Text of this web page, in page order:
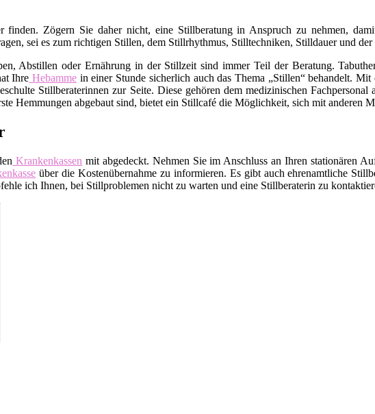
finden. Zögern Sie daher nicht, eine Stillberatung in Anspruch zu nehmen,
sei es zum richtigen Stillen, dem Stillrhythmus, Stilltechniken, Stilldauer und
Abstillen oder Ernährung in der Stillzeit sind immer Teil der Beratung.
Ihre Hebamme in einer Stunde sicherlich auch das Thema „Stillen“ behandelt.
Stillberaterinnen zur Seite. Diese gehören dem medizinischen
Hemmungen abgebaut sind, bietet ein Stillcafé die Möglichkeit, sich mit anderen
Krankenkassen mit abgedeckt. Nehmen Sie im Anschluss an Ihren stationären
über die Kostenübernahme zu informieren. Es gibt auch ehrenamtliche
ich Ihnen, bei Stillproblemen nicht zu warten und eine Stillberaterin zu